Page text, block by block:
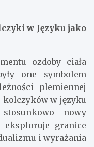
w Języku jako
ozdoby ciała
one symbolem
plemiennej
kolczyków w języku
nowy
eksploruje granice
i wyrażania